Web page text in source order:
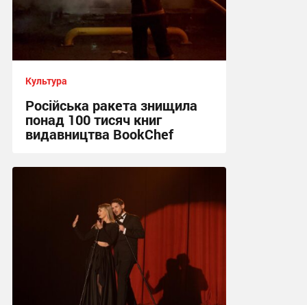
Культура
Російська ракета знищила
понад 100 тисяч книг
видавництва BookChef